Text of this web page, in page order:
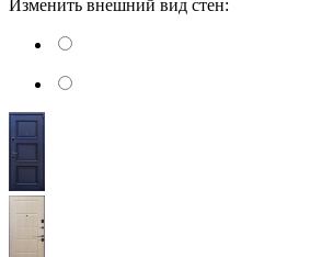
Изменить внешний вид стен: